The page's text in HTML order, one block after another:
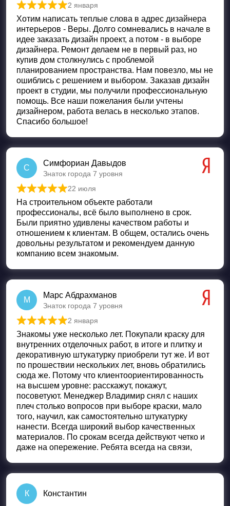
Оценка из 5
2 января
Хотим написать теплые слова в адрес дизайнера
интерьеров - Веры. Долго сомневались в начале в
идее заказать дизайн проект, а потом - в выборе
дизайнера. Ремонт делаем не в первый раз, но
купив дом столкнулись с проблемой
планированием пространства. Нам повезло, мы не
ошиблись с решением и выбором. Заказав дизайн
проект в студии, мы получили профессиональную
помощь. Все наши пожелания были учтены
дизайнером, работа велась в несколько этапов.
Спасибо большое!
С
Симфориан Давыдов
Знаток города 7 уровня
Оценка
22 июля
На строительном объекте работали
профессионалы, всё было выполнено в срок.
Были приятно удивлены качеством работы и
отношением к клиентам. В общем, остались очень
довольны результатом и рекомендуем данную
компанию всем знакомым.
М
Марс Абдрахманов
Знаток города 7 уровня
Оценка из 5
2 января
Знакомы уже несколько лет. Покупали краску для
внутренних отделочных работ, в итоге и плитку и
декоративную штукатурку приобрели тут же. И вот
по прошествии нескольких лет, вновь обратились
сюда же. Потому что клиентоориентированность
на высшем уровне: расскажут, покажут,
посоветуют. Менеджер Владимир снял с наших
плеч столько вопросов при выборе краски, мало
того, научил, как самостоятельно штукатурку
нанести. Всегда широкий выбор качественных
материалов. По срокам всегда действуют четко и
даже на опережение. Ребята всегда на связи,
К Константин